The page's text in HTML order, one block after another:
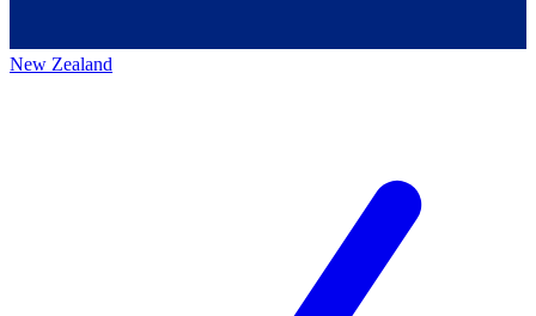
New Zealand